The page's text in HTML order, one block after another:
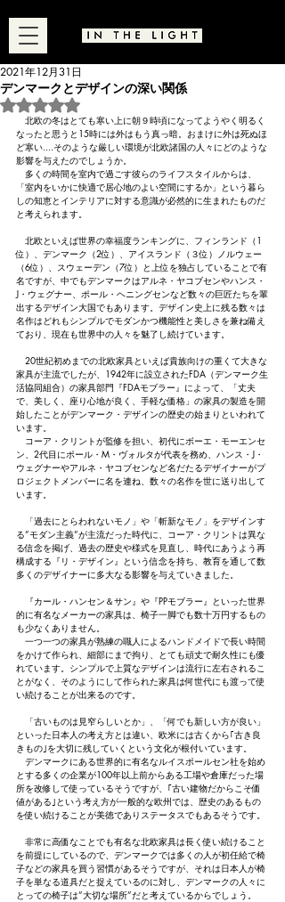
デンマークとデザインの深い関係
2021年12月31日
5つ星のうちNaNと評価されています。
北欧の冬はとても寒い上に朝９時頃になってようやく明るく
なったと思うと15時には外はもう真っ暗。おまけに外は死ぬほ
ど寒い....そのような厳しい環境が北欧諸国の人々にどのような
影響を与えたのでしょうか。
多くの時間を室内で過ごす彼らのライフスタイルからは、
「室内をいかに快適で居心地のよい空間にするか」という暮ら
しの知恵とインテリアに対する意識が必然的に生まれたものだ
と考えられます。
北欧といえば世界の幸福度ランキングに、フィンランド（1
位）、デンマーク（2位）、アイスランド（３位）ノルウェー
（6位）、スウェーデン（7位）と上位を独占していることで有
名ですが、中でもデンマークはアルネ・ヤコブセンやハンス・
J・ウェグナー、ポール・ヘニングセンなど数々の巨匠たちを輩
出するデザイン大国でもあります。デザイン史上に残る数々は
名作はどれもシンプルでモダンかつ機能性と美しさを兼ね備え
ており、現在も世界中の人々を魅了し続けています。
20世紀初めまでの北欧家具といえば貴族向けの重くて大きな
家具が主流でしたが、1942年に設立されたFDA（デンマーク生
活協同組合）の家具部門『FDAモブラー』によって、「丈夫
で、美しく、座り心地が良く、手軽な価格」の家具の製造を開
始したことがデンマーク・デザインの歴史の始まりといわれて
います。
コーア・クリントが監修を担い、初代にボーエ・モーエンセ
ン、2代目にポール・M・ヴォルタが代表を務め、ハンス・J・
ウェグナーやアルネ・ヤコブセンなど名だたるデザイナーがプ
ロジェクトメンバーに名を連ね、数々の名作を世に送り出して
います。
「過去にとらわれないモノ」や「斬新なモノ」をデザインす
る”モダン主義”が主流だった時代に、コーア・クリントは異な
る信念を掲げ、過去の歴史や様式を見直し、時代にあうよう再
構成する『リ・デザイン』という信念を持ち、教育を通して数
多くのデザイナーに多大なる影響を与えていきました。
『カール・ハンセン＆サン』や『PPモブラー』といった世界
的に有名なメーカーの家具は、椅子一脚でも数十万円するもの
も少なくありません。
一つ一つの家具が熟練の職人によるハンドメイドで長い時間
をかけて作られ、細部にまで拘り、とても頑丈で耐久性にも優
れています。シンプルで上質なデザインは流行に左右されるこ
とがなく、そのようにして作られた家具は何世代にも渡って使
い続けることが出来るのです。
「古いものは見窄らしいとか」、「何でも新しい方が良い」
といった日本人の考え方とは違い、欧米には古くから｢古き良
きもの｣を大切に残していくという文化が根付いています。
デンマークにある世界的に有名なルイスポールセン社を始め
とする多くの企業が100年以上前からある工場や倉庫だった場
所を改修して使っているそうですが、｢古い建物だからこそ価
値がある｣という考え方が一般的な欧州では、歴史のあるもの
を使い続けることが美徳でありステータスでもあるそうです。
非常に高価なことでも有名な北欧家具は長く使い続けること
を前提にしているので、デンマークでは多くの人が初任給で椅
子などの家具を買う習慣があるそうですが、それは日本人が椅
子を単なる道具だと捉えているのに対し、デンマークの人々に
とっての椅子は”大切な場所”だと考えているからでしょう。